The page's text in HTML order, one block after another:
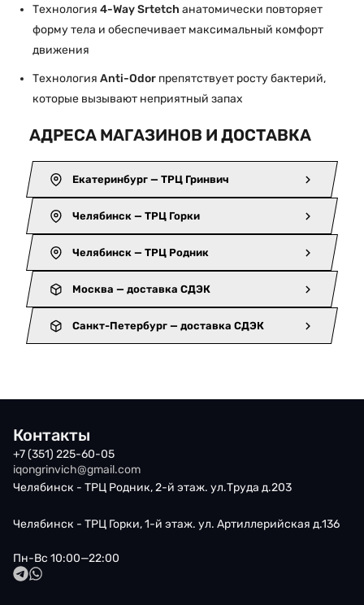
Технология 4-Way Srtetch анатомически повторяет
форму тела и обеспечивает максимальный комфорт
движения
Технология Anti-Odor препятствует росту бактерий,
которые вызывают неприятный запах
АДРЕСА МАГАЗИНОВ И ДОСТАВКА
Екатеринбург — ТРЦ Гринвич
Челябинск — ТРЦ Горки
Челябинск — ТРЦ Родник
Москва — доставка СДЭК
Санкт-Петербург — доставка СДЭК
Контакты
+7 (351) 225-60-05
iqongrinvich@gmail.com
Челябинск - ТРЦ Родник, 2-й этаж. ул.Труда д.203
Челябинск - ТРЦ Горки, 1-й этаж. ул. Артиллерийская д.136
Пн-Вс 10:00—22:00